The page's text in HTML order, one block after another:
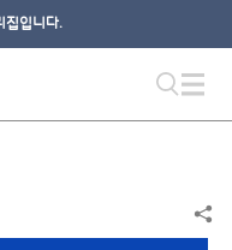
집입니다.